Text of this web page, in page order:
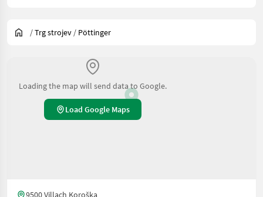
/Trg strojev / Pöttinger
Loading the map will send data to Google.
Load Google Maps
9500 Villach Koroška